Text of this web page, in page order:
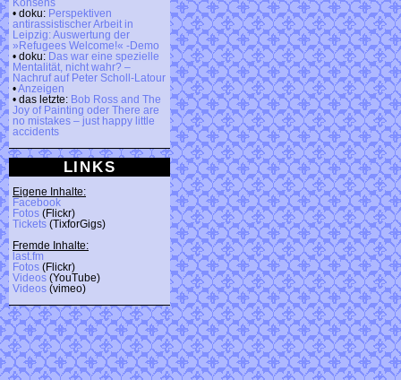
Konsens
• doku: Perspektiven
antirassistischer Arbeit in
Leipzig: Auswertung der
»Refugees Welcome!« -Demo
• doku: Das war eine spezielle
Mentalität, nicht wahr? –
Nachruf auf Peter Scholl-Latour
•Anzeigen
• das letzte: Bob Ross and The
Joy of Painting oder There are
no mistakes – just happy little
accidents
LINKS
Eigene Inhalte:
Facebook
Fotos (Flickr)
Tickets (TixforGigs)
Fremde Inhalte:
last.fm
Fotos (Flickr)
Videos (YouTube)
Videos (vimeo)